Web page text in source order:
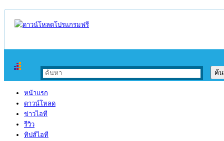
หน้าแรก
ดาวน์โหลด
ข่าวไอที
รีวิว
ทิปส์ไอที